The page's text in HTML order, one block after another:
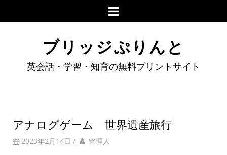
ブリッジぷりんと
英会話・学習・知育の無料プリントサイト
アナログゲーム 世界遺産旅行
2023年2月14日 / 管理人